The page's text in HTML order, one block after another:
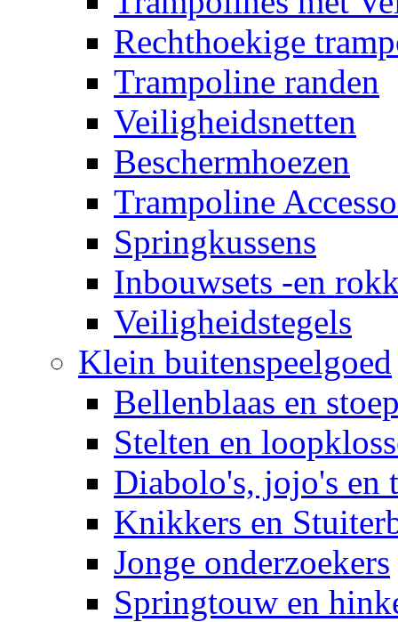
Rechthoekige
Trampoline randen
Veiligheidsnetten
Beschermhoezen
Trampoline
Springkussens
Inbouwsets -en
Veiligheidstegels
Klein buitenspeelgoed
Bellenblaas en
Stelten en
Diabolo's, jojo's en
Knikkers en
Jonge onderzoekers
Springtouw en